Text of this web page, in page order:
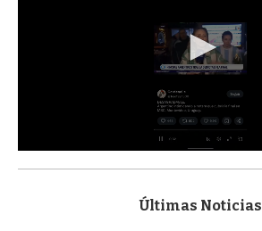
s
Últimas Noticias